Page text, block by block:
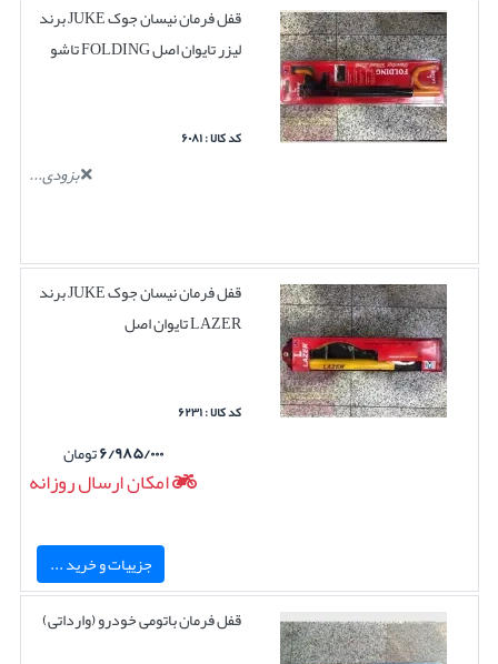
قفل فرمان نیسان جوک JUKE برند
لیزر تایوان اصل FOLDING تاشو
کد کالا : ۶۰۸۱
بزودی...
قفل فرمان نیسان جوک JUKE برند
LAZER تایوان اصل
کد کالا : ۶۲۳۱
۶/۹۸۵/۰۰۰تومان
امکان ارسال روزانه
جزییات و خرید ...
قفل فرمان باتومی خودرو (وارداتی)